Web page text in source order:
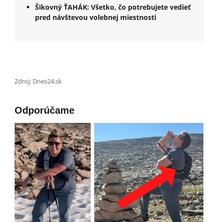
Šikovný ŤAHÁK: Všetko, čo potrebujete vedieť
pred návštevou volebnej miestnosti
Zdroj: Dnes24.sk
Odporúčame